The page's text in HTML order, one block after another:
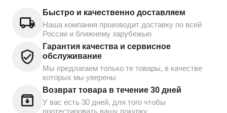
Быстро и качественно доставляем
Наша компания производит доставку по всей
России и ближнему зарубежью
Гарантия качества и сервисное
обслуживание
Мы предлагаем только те товары, в качестве
которых мы уверены
Возврат товара в течение 30 дней
У вас есть 30 дней, для того чтобы
протестировать вашу покупку